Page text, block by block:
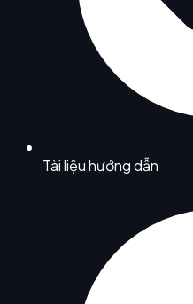
Tài liệu hướng dẫn